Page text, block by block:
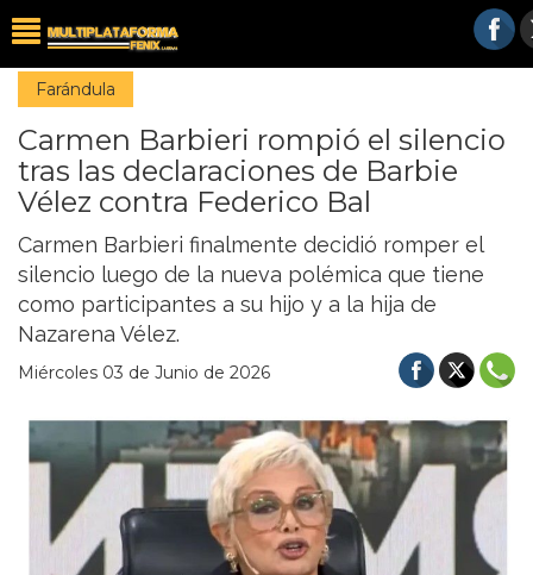
Farándula
Carmen Barbieri rompió el silencio
tras las declaraciones de Barbie
Vélez contra Federico Bal
Carmen Barbieri finalmente decidió romper el
silencio luego de la nueva polémica que tiene
como participantes a su hijo y a la hija de
Nazarena Vélez.
Miércoles 03 de Junio de 2026